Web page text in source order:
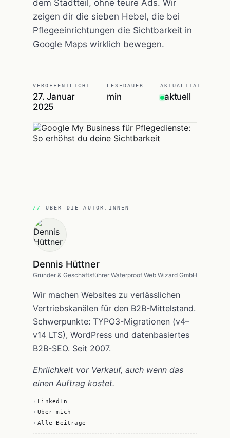
dem Stadtteil, ohne teure Ads. Wir
zeigen dir die sieben Hebel, die bei
Pflegeeinrichtungen die Sichtbarkeit in
Google Maps wirklich bewegen.
VERÖFFENTLICHT
27. Januar
2025
LESEDAUER
min
AKTUALITÄT
aktuell
ÜBER DIE AUTOR:INNEN
Dennis Hüttner
Gründer & Geschäftsführer Waterproof Web Wizard GmbH
Wir machen Websites zu verlässlichen
Vertriebskanälen für den B2B-Mittelstand.
Schwerpunkte: TYPO3-Migrationen (v4–
v14 LTS), WordPress und datenbasiertes
B2B-SEO. Seit 2007.
Ehrlichkeit vor Verkauf, auch wenn das
einen Auftrag kostet.
LinkedIn
Über mich
Alle Beiträge